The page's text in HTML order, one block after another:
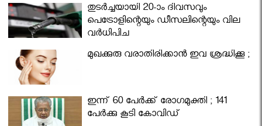
തുടർച്ചയായി 20-ാം ദിവസവും
പെട്രോളിന്റെയും ഡീസലിന്റെയും വില
വര്‍ധിപ്പിച്ചു
മുഖക്കുരു വരാതിരിക്കാന്‍ ഇവ ശ്രദ്ധിക്കൂ ;
ഇന്ന് 60 പേർക്ക് രോഗമുക്തി ; 141
പേര്‍ക്കു കൂടി കോവിഡ്